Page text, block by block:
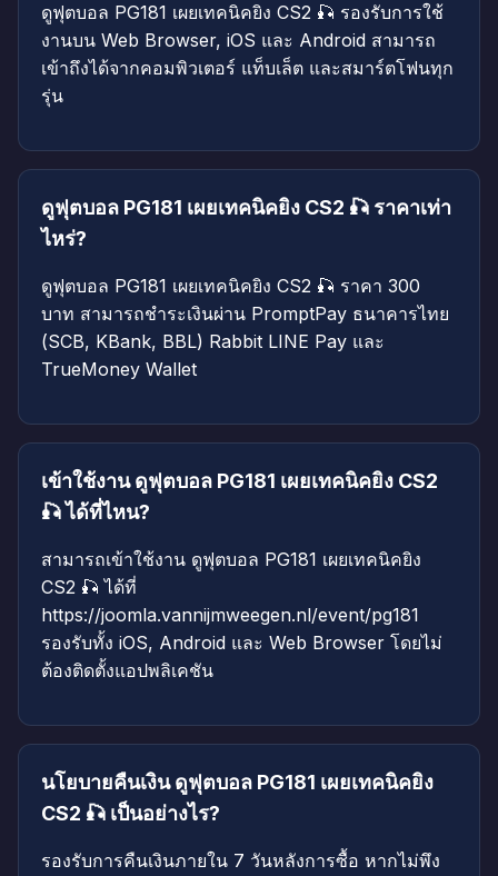
ดูฟุตบอล PG181 เผยเทคนิคยิง CS2 🎣 รองรับการใช้
งานบน Web Browser, iOS และ Android สามารถ
เข้าถึงได้จากคอมพิวเตอร์ แท็บเล็ต และสมาร์ตโฟนทุก
รุ่น
ดูฟุตบอล PG181 เผยเทคนิคยิง CS2 🎣 ราคาเท่า
ไหร่?
ดูฟุตบอล PG181 เผยเทคนิคยิง CS2 🎣 ราคา 300
บาท สามารถชำระเงินผ่าน PromptPay ธนาคารไทย
(SCB, KBank, BBL) Rabbit LINE Pay และ
TrueMoney Wallet
เข้าใช้งาน ดูฟุตบอล PG181 เผยเทคนิคยิง CS2
🎣 ได้ที่ไหน?
สามารถเข้าใช้งาน ดูฟุตบอล PG181 เผยเทคนิคยิง
CS2 🎣 ได้ที่
https://joomla.vannijmweegen.nl/event/pg181
รองรับทั้ง iOS, Android และ Web Browser โดยไม่
ต้องติดตั้งแอปพลิเคชัน
นโยบายคืนเงิน ดูฟุตบอล PG181 เผยเทคนิคยิง
CS2 🎣 เป็นอย่างไร?
รองรับการคืนเงินภายใน 7 วันหลังการซื้อ หากไม่พึง